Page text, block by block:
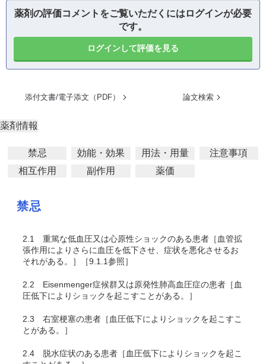
薬剤の評価コメントをご覧いただくにはログインが必要
です。
ログインして評価を見る
添付文書/電子添文（PDF） 論文検索
薬剤情報
禁忌 効能・効果 用法・用量
注意事項
相互作用
副作用 薬価
禁忌
2.1
重篤な低血圧又は心原性ショックのある患者［血管拡
張作用によりさらに血圧を低下させ、症状を悪化させるお
それがある。］［9.1.1参照］
2.2 Eisenmenger症候群又は原発性肺高血圧症の患者［血
圧低下によりショックを起こすことがある。］
2.3 右室梗塞の患者［血圧低下によりショックを起こすこ
とがある。］
2.4 脱水症状のある患者［血圧低下によりショックを起こ